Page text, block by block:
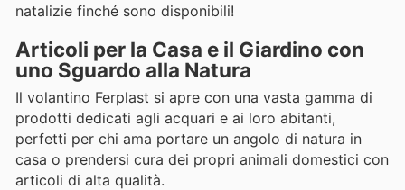
natalizie finché sono disponibili!
Articoli per la Casa e il Giardino con
uno Sguardo alla Natura
Il volantino Ferplast si apre con una vasta gamma di
prodotti dedicati agli acquari e ai loro abitanti,
perfetti per chi ama portare un angolo di natura in
casa o prendersi cura dei propri animali domestici con
articoli di alta qualità.